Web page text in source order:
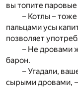
вы топите
– Котлы –
пальцами усы
позволяет
– Не дровами
барон.
– Угадали,
сырыми дровами,